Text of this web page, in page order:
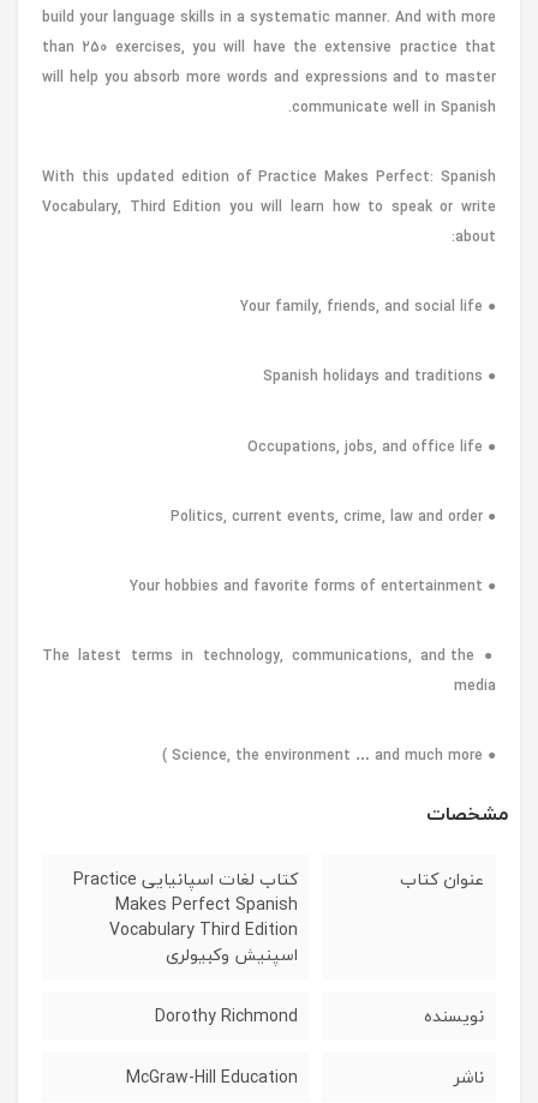
build your language skills in a systematic manner. And with more
than 250 exercises, you will have the extensive practice that
will help you absorb more words and expressions and to master
communicate well in Spanish.
With this updated edition of Practice Makes Perfect: Spanish
Vocabulary, Third Edition you will learn how to speak or write
about:
● Your family, friends, and social life
● Spanish holidays and traditions
● Occupations, jobs, and office life
● Politics, current events, crime, law and order
● Your hobbies and favorite forms of entertainment
● The latest terms in technology, communications, and the
media
● Science, the environment … and much more )
مشخصات
عنوان کتاب
کتاب لغات اسپانیایی Practice
Makes Perfect Spanish
Vocabulary Third Edition
اسپنیش وکبیولری
نویسنده Dorothy Richmond
ناشر McGraw-Hill Education